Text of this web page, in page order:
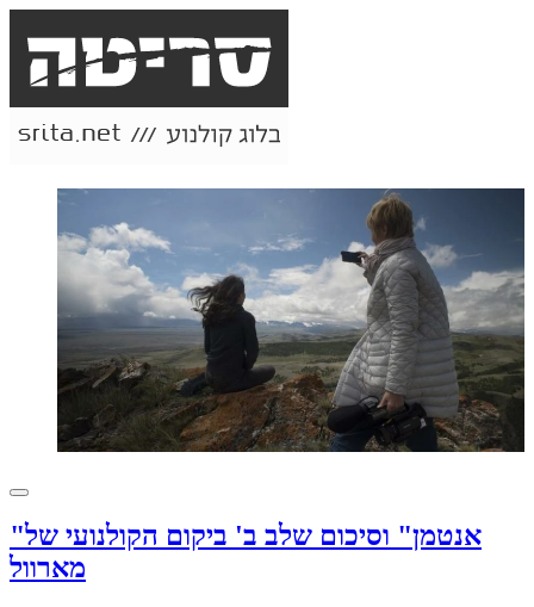
"אנטמן" וסיכום שלב ב' ביקום הקולנועי של
מארוול